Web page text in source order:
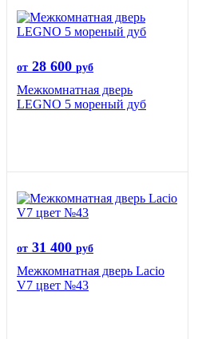
от 28 600 руб
Межкомнатная дверь
LEGNO 5 мореный дуб
от 31 400 руб
Межкомнатная дверь Lacio
V7 цвет №43